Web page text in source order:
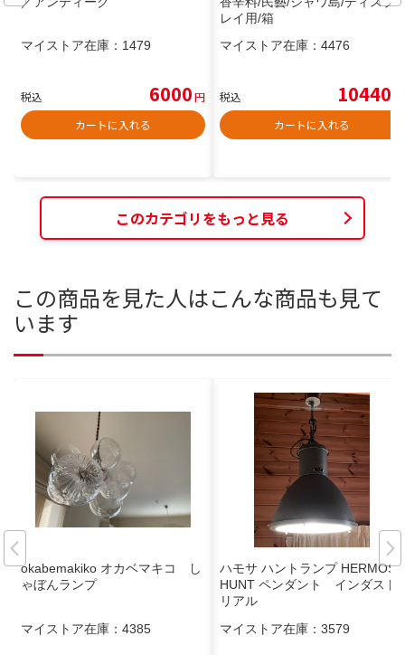
マイストア在庫： 1479
税込 6000円
カートに入れる
レイ用/箱
マイストア在庫： 4476
税込 10440
カートに入れる
このカテゴリをもっと見る
この商品を見た人はこんな商品も見て
います
okabemakiko オカベマキコ し
ゃぼんランプ
マイストア在庫： 4385
ハモサ ハントランプ HERMOSA
HUNT ペンダント インダスト
リアル
マイストア在庫： 3579